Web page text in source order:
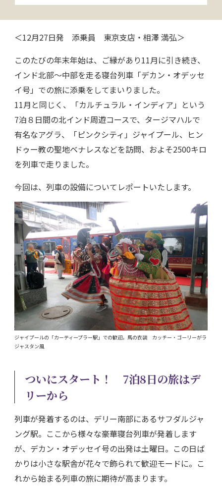
＜12月27日発 添乗員 東京支店・相澤 満弘＞
このたびの年末年始は、ご縁があり11月に引き続き、
インド北部～中部を走る寝台列車「デカン・オデッセ
イ号」での旅に添乗をしてまいりました。
11月と同じく、「カルチュラル・インディア」という
7泊８日間の北インド周遊コースで、タージマハルで
有名なアグラ、「ピンクシティ」ジャイプール、ヒン
ドゥー教の聖地ベナレスなどを訪問、およそ2500キロ
を列車で走りました。
今回は、列車の設備についてレポートいたします。
ジャイプールの「カーティープラー駅」での歓迎。馬の衣装 カッチー・ゴーリーがラ
ジャスタン風
ついにスタート！ 7泊8日の旅はデ
リーから
列車が発着するのは、デリー南部にあるサフダルジャ
ング駅。ここから様々な豪華寝台列車が発着します
が、デカン・オデッセイ号の出発は土曜日。この日ば
かりは小さな駅舎が花々で飾られて歓迎モードに。こ
れから始まる列車の旅に期待が高まります。